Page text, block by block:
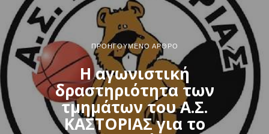
ΠΡΟΗΓΟΎΜΕΝΟ ΆΡΘΡΟ
Η αγωνιστική
δραστηριότητα των
τμημάτων του Α.Σ.
ΚΑΣΤΟΡΙΑΣ για το